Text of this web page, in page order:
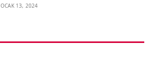
OCAK 13, 2024